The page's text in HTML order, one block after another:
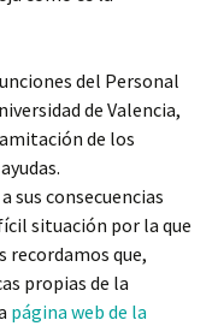
del Personal
de Valencia,
de los
sus consecuencias
situación por la que
recordamos que,
propias de la
página web de la